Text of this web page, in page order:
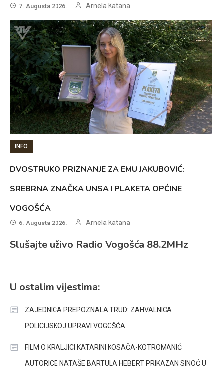
7. Augusta 2026. Arnela Katana
INFO
DVOSTRUKO PRIZNANJE ZA EMU JAKUBOVIĆ:
SREBRNA ZNAČKA UNSA I PLAKETA OPĆINE
VOGOŠĆA
6. Augusta 2026. Arnela Katana
Slušajte uživo Radio Vogošća 88.2MHz
U ostalim vijestima:
ZAJEDNICA PREPOZNALA TRUD: ZAHVALNICA
POLICIJSKOJ UPRAVI VOGOŠĆA
FILM O KRALJICI KATARINI KOSAČA-KOTROMANIĆ
AUTORICE NATAŠE BARTULA HEBERT PRIKAZAN SINOĆ U